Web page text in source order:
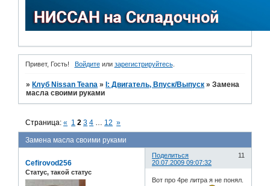
Привет, Гость! Войдитеили зарегистрируйтесь.
» Клуб Nissan Teana » I: Двигатель, Впуск/Выпуск »Замена
масла своими руками
Замена масла своими руками
Страница:« 1 2 3 4 12 »
Поделиться
11
20.07.2009 09:07:32
Cefirovod256
Статус, такой статус
Вот про 4ре литра я не понял.